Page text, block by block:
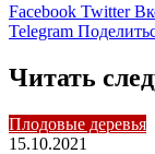
Facebook Twitter
Telegram
Читать
Плодовые деревья
15.10.2021